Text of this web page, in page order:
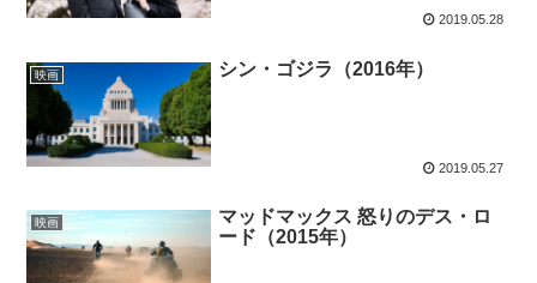
2019.05.28
映画 シン・ゴジラ（2016年）
2019.05.27
映画
マッドマックス 怒りのデス・ロ
ード（2015年）